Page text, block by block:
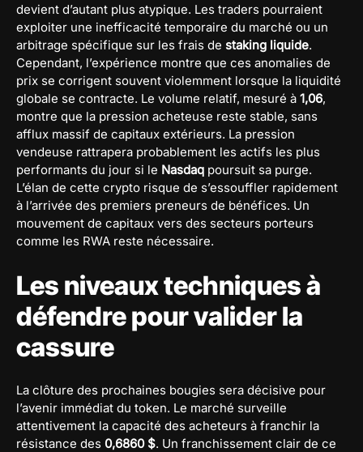
devient d’autant plus atypique. Les traders pourraient
exploiter une inefficacité temporaire du marché ou un
arbitrage spécifique sur les frais de staking liquide.
Cependant, l’expérience montre que ces anomalies de
prix se corrigent souvent violemment lorsque la liquidité
globale se contracte. Le volume relatif, mesuré à 1,06,
montre que la pression acheteuse reste stable, sans
afflux massif de capitaux extérieurs. La pression
vendeuse rattrapera probablement les actifs les plus
performants du jour si le Nasdaq poursuit sa purge.
L’élan de cette crypto risque de s’essouffler rapidement
à l’arrivée des premiers preneurs de bénéfices. Un
mouvement de capitaux vers des secteurs porteurs
comme les RWA reste nécessaire.
Les niveaux techniques à
défendre pour valider la
cassure
La clôture des prochaines bougies sera décisive pour
l’avenir immédiat du token. Le marché surveille
attentivement la capacité des acheteurs à franchir la
résistance des 0,6860 $. Un franchissement clair de ce